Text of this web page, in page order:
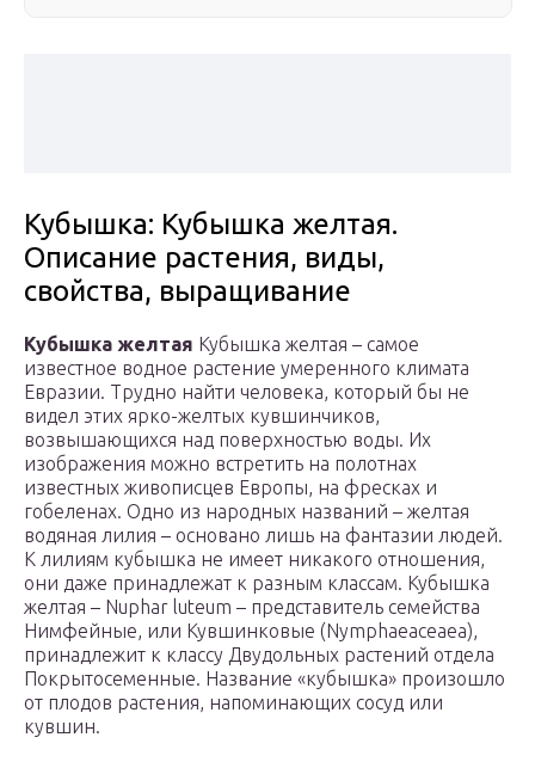
Кубышка: Кубышка желтая.
Описание растения, виды,
свойства, выращивание
Кубышка желтая Кубышка желтая – самое
известное водное растение умеренного климата
Евразии. Трудно найти человека, который бы не
видел этих ярко-желтых кувшинчиков,
возвышающихся над поверхностью воды. Их
изображения можно встретить на полотнах
известных живописцев Европы, на фресках и
гобеленах. Одно из народных названий – желтая
водяная лилия – основано лишь на фантазии людей.
К лилиям кубышка не имеет никакого отношения,
они даже принадлежат к разным классам. Кубышка
желтая – Nuphar luteum – представитель семейства
Нимфейные, или Кувшинковые (Nymphaeaceaea),
принадлежит к классу Двудольных растений отдела
Покрытосеменные. Название «кубышка» произошло
от плодов растения, напоминающих сосуд или
кувшин.